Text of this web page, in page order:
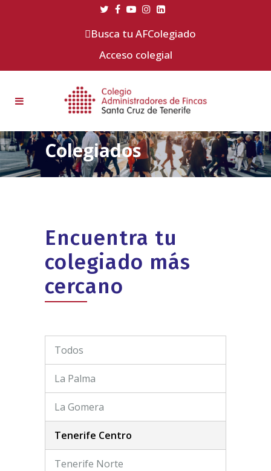
Busca tu AFColegiado
Acceso colegial
Colegiados
Encuentra tu
colegiado más
cercano
Todos
La Palma
La Gomera
Tenerife Centro
Tenerife Norte